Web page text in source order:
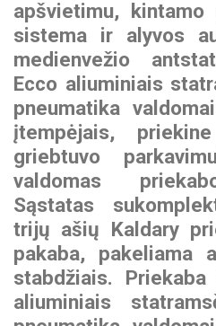
keltuvai
MESERA krautuvai
medienai
EFFER hidrauliniai
manipuliatoriai
PADOAN hidrauliniai
CARGO FLOOR
grindų sistemos
SUNFAB hidrauliniai
siurbliai
SEPSON hidraulinės
gervės
valdymo sistemos
KINSHOFER kaušai
FORMIKO rotatoriai
GUSELLA BAKKER
griebtuvai
AUGER TORQUE
grąžtai
apšvietimu, kintamo
sistema ir alyvos
medienvežio
Ecco aliuminiais
pneumatika
įtempėjais,
griebtuvo
valdomas
Sąstatas
trijų ašių Kaldary
pakaba, pakeliama
stabdžiais.
aliuminiais